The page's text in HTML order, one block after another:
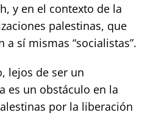
y en el contexto de la
palestinas, que
a sí mismas “socialistas”.
lejos de ser un
es un obstáculo en la
por la liberación